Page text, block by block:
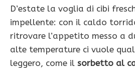
D’estate la voglia di cibi
impellente: con il caldo
ritrovare l’appetito messo a
alte temperature ci vuole
leggero, come il sorbetto al